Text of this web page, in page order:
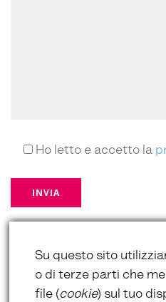
Ho letto e accetto la
Su questo sito
o di terze parti che
file (cookie) sul tuo